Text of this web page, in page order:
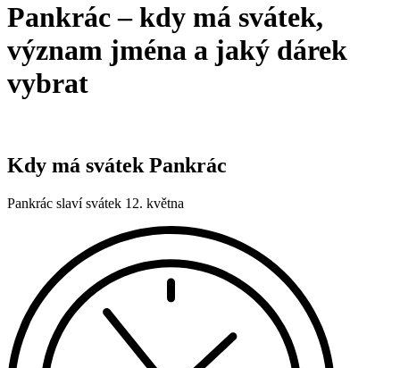
Pankrác – kdy má svátek,
význam jména a jaký dárek
vybrat
Kdy má svátek Pankrác
Pankrác slaví svátek 12. května